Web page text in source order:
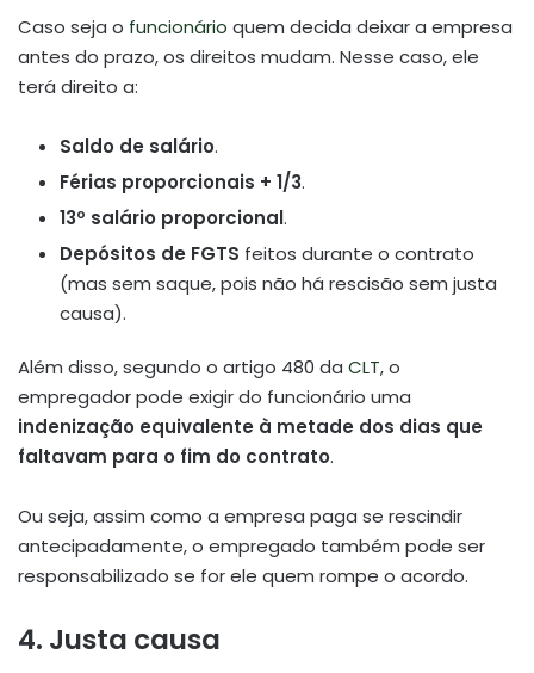
Caso seja o funcionário quem decida deixar a empresa
antes do prazo, os direitos mudam. Nesse caso, ele
terá direito a:
Saldo de salário.
Férias proporcionais + 1/3.
13º salário proporcional.
Depósitos de FGTS feitos durante o contrato
(mas sem saque, pois não há rescisão sem justa
causa).
Além disso, segundo o artigo 480 da CLT, o
empregador pode exigir do funcionário uma
indenização equivalente à metade dos dias que
faltavam para o fim do contrato.
Ou seja, assim como a empresa paga se rescindir
antecipadamente, o empregado também pode ser
responsabilizado se for ele quem rompe o acordo.
4. Justa causa